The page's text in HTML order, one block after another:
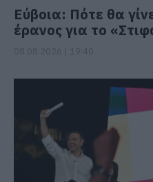
Εύβοια: Πότε θα
έρανος για το